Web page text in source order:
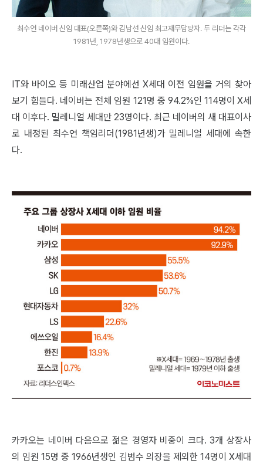
최수연 네이버 신임 대표(오른쪽)와 김남선 신임 최고재무담당자. 두 리더는 각각
1981년, 1978년생으로 40대 임원이다.
IT와 바이오 등 미래산업 분야에선 X세대 이전 임원을 거의 찾아
보기 힘들다. 네이버는 전체 임원 121명 중 94.2%인 114명이 X세
대 이후다. 밀레니얼 세대만 23명이다. 최근 네이버의 새 대표이사
로 내정된 최수연 책임리더(1981년생)가 밀레니얼 세대에 속한
다.
카카오는 네이버 다음으로 젊은 경영자 비중이 크다. 3개 상장사
의 임원 15명 중 1966년생인 김범수 의장을 제외한 14명이 X세대